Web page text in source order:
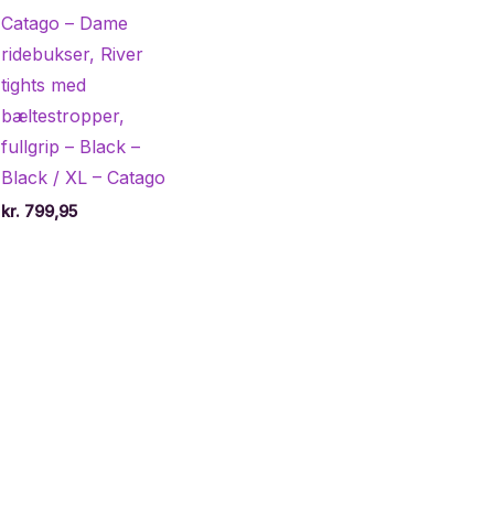
Catago – Dame
ridebukser, River
tights med
bæltestropper,
fullgrip – Black –
Black / XL – Catago
kr.799,95